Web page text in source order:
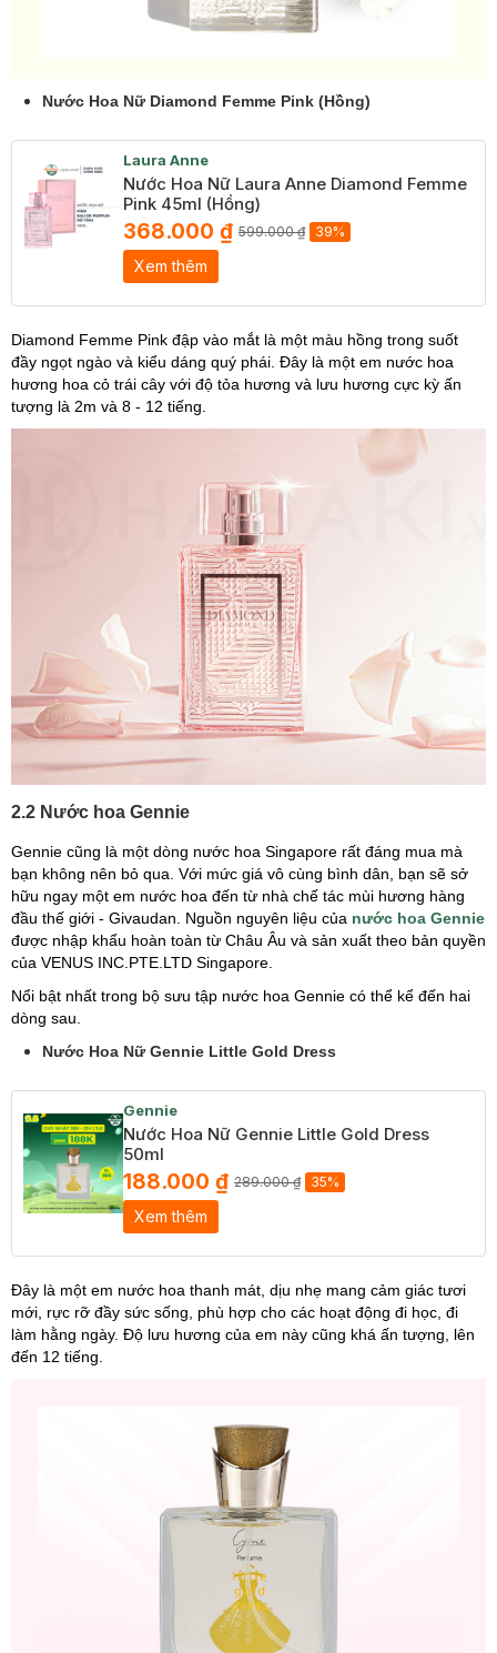
Nước Hoa Nữ Diamond Femme Pink (Hồng)
Laura Anne
Nước Hoa Nữ Laura Anne Diamond Femme
Pink 45ml (Hồng)
368.000 ₫ 599.000 ₫ 39%
Xem thêm
Diamond Femme Pink đập vào mắt là một màu hồng trong suốt
đầy ngọt ngào và kiểu dáng quý phái. Đây là một em nước hoa
hương hoa cỏ trái cây với độ tỏa hương và lưu hương cực kỳ ấn
tượng là 2m và 8 - 12 tiếng.
2.2 Nước hoa Gennie
Gennie cũng là một dòng nước hoa Singapore rất đáng mua mà
bạn không nên bỏ qua. Với mức giá vô cùng bình dân, bạn sẽ sở
hữu ngay một em nước hoa đến từ nhà chế tác mùi hương hàng
đầu thế giới - Givaudan. Nguồn nguyên liệu của nước hoa Gennie
được nhập khẩu hoàn toàn từ Châu Âu và sản xuất theo bản quyền
của VENUS INC.PTE.LTD Singapore.
Nổi bật nhất trong bộ sưu tập nước hoa Gennie có thể kể đến hai
dòng sau.
Nước Hoa Nữ Gennie Little Gold Dress
Gennie
Nước Hoa Nữ Gennie Little Gold Dress
50ml
188.000 ₫ 289.000 ₫ 35%
Xem thêm
Đây là một em nước hoa thanh mát, dịu nhẹ mang cảm giác tươi
mới, rực rỡ đầy sức sống, phù hợp cho các hoạt động đi học, đi
làm hằng ngày. Độ lưu hương của em này cũng khá ấn tượng, lên
đến 12 tiếng.